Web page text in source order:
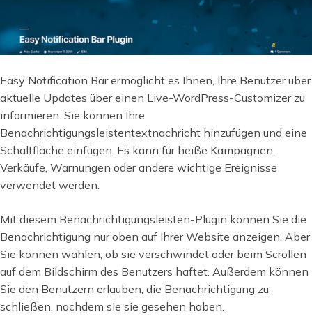
Easy Notification Bar ermöglicht es Ihnen, Ihre Benutzer über
aktuelle Updates über einen Live-WordPress-Customizer zu
informieren. Sie können Ihre
Benachrichtigungsleistentextnachricht hinzufügen und eine
Schaltfläche einfügen. Es kann für heiße Kampagnen,
Verkäufe, Warnungen oder andere wichtige Ereignisse
verwendet werden.
Mit diesem Benachrichtigungsleisten-Plugin können Sie die
Benachrichtigung nur oben auf Ihrer Website anzeigen. Aber
Sie können wählen, ob sie verschwindet oder beim Scrollen
auf dem Bildschirm des Benutzers haftet. Außerdem können
Sie den Benutzern erlauben, die Benachrichtigung zu
schließen, nachdem sie sie gesehen haben.